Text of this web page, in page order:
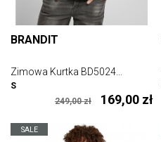
BRANDIT
Zimowa Kurtka BD5024...
169,00 zł
249,00 zł
S
SALE